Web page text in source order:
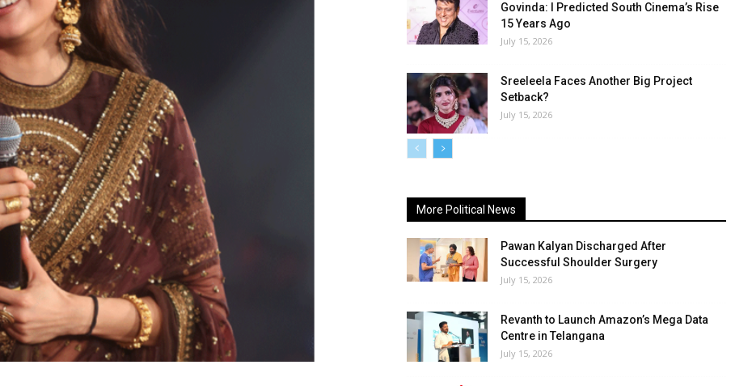
Govinda: I Predicted South Cinema’s Rise
15 Years Ago
July 15, 2026
Sreeleela Faces Another Big Project
Setback?
July 15, 2026
More Political News
Pawan Kalyan Discharged After
Successful Shoulder Surgery
July 15, 2026
Revanth to Launch Amazon’s Mega Data
Centre in Telangana
July 15, 2026